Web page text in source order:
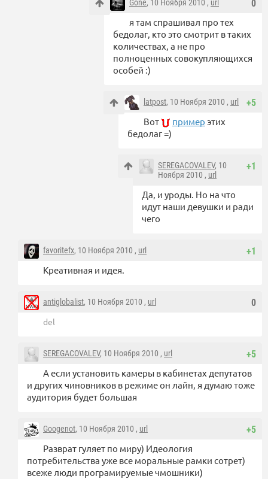
0
Gone, 10 Ноября 2010 , url
я там спрашивал про тех
бедолаг, кто это смотрит в таких
количествах, а не про
полноценных совокупляющихся
особей :)
+5
latpost, 10 Ноября 2010 , url
Вот пример этих
бедолаг =)
+1
SEREGACOVALEV, 10
Ноября 2010 , url
Да, и уроды. Но на что
идут наши девушки и ради
чего
+1
favoritefx, 10 Ноября 2010 , url
Креативная и идея.
0
antiglobalist, 10 Ноября 2010 , url
del
+5
SEREGACOVALEV, 10 Ноября 2010 , url
А если установить камеры в кабинетах депутатов
и других чиновников в режиме он лайн, я думаю тоже
аудитория будет большая
+5
Googenot, 10 Ноября 2010 , url
Разврат гуляет по миру) Идеология
потребительства уже все моральные рамки сотрет)
всеже люди програмируемые чмошники)